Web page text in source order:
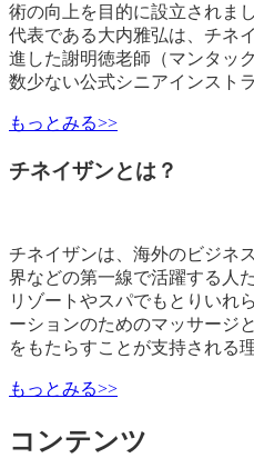
術の向上を目的に設立されまし
代表である大内雅弘は、チネ
進した謝明徳老師（マンタッ
数少ない公式シニアインスト
もっとみる>>
チネイザンとは？
チネイザンは、海外のビジネ
界などの第一線で活躍する人
リゾートやスパでもとりいれ
ーションのためのマッサージ
をもたらすことが支持される
もっとみる>>
コンテンツ